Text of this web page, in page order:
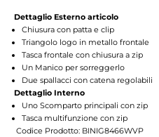
Dettaglio Esterno articolo
Chiusura con patta e clip
Triangolo logo in metallo frontale
Tasca frontale con chiusura a zip
Un Manico per sorreggerlo
Due spallacci con catena regolabili
Dettaglio Interno
Uno Scomparto principali con zip
Tasca multifunzione con zip
Codice Prodotto: BINIG8466WVP